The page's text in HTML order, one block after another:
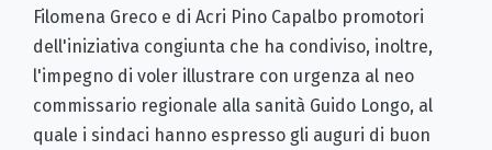
Filomena Greco e di Acri Pino Capalbo promotori
dell'iniziativa congiunta che ha condiviso, inoltre,
l'impegno di voler illustrare con urgenza al neo
commissario regionale alla sanità Guido Longo, al
quale i sindaci hanno espresso gli auguri di buon